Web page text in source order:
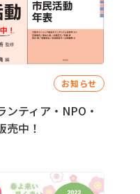
お知らせ
ティア・NPO・
中！